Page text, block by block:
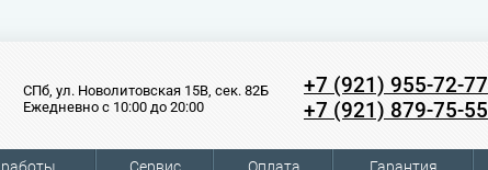
СПб, ул. Новолитовская 15В, сек. 82Б
Ежедневно с 10:00 до 20:00
+7 (921) 955-72-77
+7 (921) 879-75-55